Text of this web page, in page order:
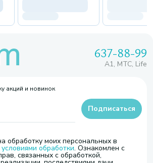
637-88-99
A1, МТС, Life
акций и новинок
обработку моих персональных в
условиями обработки. Ознакомлен с
связанных с обработкой,
Подписаться